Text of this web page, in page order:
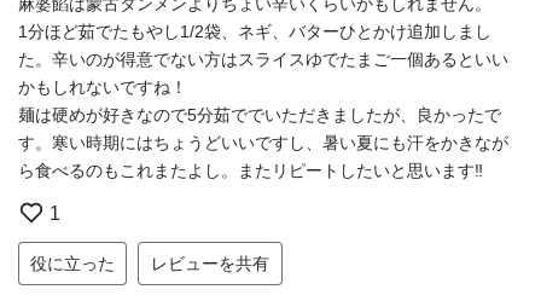
1分ほど茹でたもやし1/2袋、ネギ、バターひとかけ追加しまし
た。辛いのが得意でない方はスライスゆでたまご一個あるといい
かもしれないですね！
麺は硬めが好きなので5分茹ででいただきましたが、良かったで
す。寒い時期にはちょうどいいですし、暑い夏にも汗をかきなが
ら食べるのもこれまたよし。またリピートしたいと思います‼︎
1
役に立った レビューを共有